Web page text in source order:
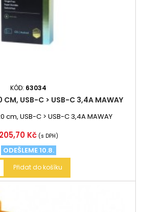
KÓD: 63034
CM, USB-C > USB-C 3,4A MAWAY
cm, USB-C > USB-C 3,4A MAWAY
Cena
205,70 Kč (s DPH)
ODEŠLEME 10.8.
Přidat do košíku